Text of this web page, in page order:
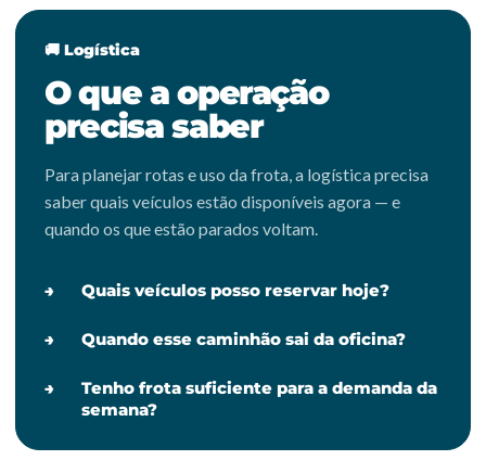
🚚 Logística
O que a operação
precisa saber
Para planejar rotas e uso da frota, a logística precisa
saber quais veículos estão disponíveis agora — e
quando os que estão parados voltam.
Quais veículos posso reservar hoje?
Quando esse caminhão sai da oficina?
Tenho frota suficiente para a demanda da
semana?